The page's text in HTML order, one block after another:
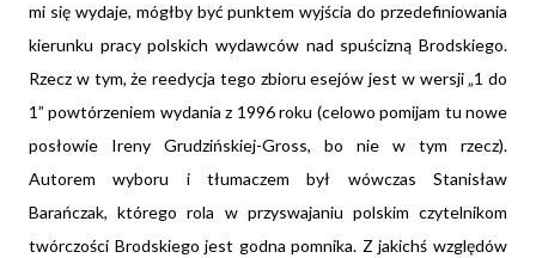
mi się wydaje, mógłby być punktem wyjścia do przedefiniowania
kierunku pracy polskich wydawców nad spuścizną Brodskiego.
Rzecz w tym, że reedycja tego zbioru esejów jest w wersji „1 do
1” powtórzeniem wydania z 1996 roku (celowo pomijam tu nowe
posłowie Ireny Grudzińskiej-Gross, bo nie w tym rzecz).
Autorem wyboru i tłumaczem był wówczas Stanisław
Barańczak, którego rola w przyswajaniu polskim czytelnikom
twórczości Brodskiego jest godna pomnika. Z jakichś względów